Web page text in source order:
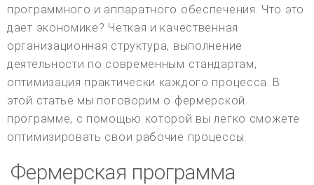
программного и аппаратного обеспечения. Что это
дает экономике? Четкая и качественная
организационная структура, выполнение
деятельности по современным стандартам,
оптимизация практически каждого процесса. В
этой статье мы поговорим о фермерской
программе, с помощью которой вы легко сможете
оптимизировать свои рабочие процессы.
Фермерская программа